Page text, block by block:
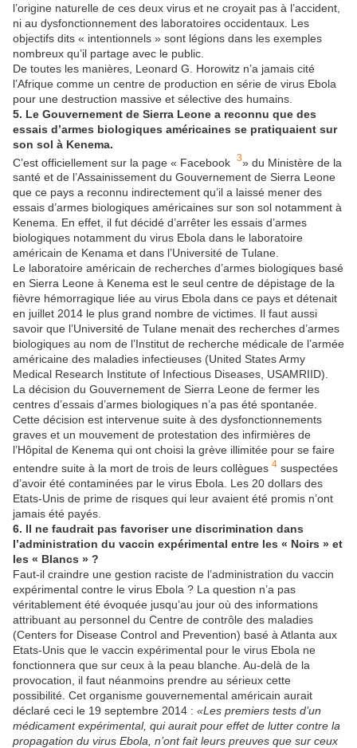
l’origine naturelle de ces deux virus et ne croyait pas à l’accident,
ni au dysfonctionnement des laboratoires occidentaux. Les
objectifs dits « intentionnels » sont légions dans les exemples
nombreux qu’il partage avec le public.
De toutes les manières, Leonard G. Horowitz n’a jamais cité
l’Afrique comme un centre de production en série de virus Ebola
pour une destruction massive et sélective des humains.
5. Le Gouvernement de Sierra Leone a reconnu que des
essais d’armes biologiques américaines se pratiquaient sur
son sol à Kenema.
C’est officiellement sur la page « Facebook
3» du Ministère de la
santé et de l’Assainissement du Gouvernement de Sierra Leone
que ce pays a reconnu indirectement qu’il a laissé mener des
essais d’armes biologiques américaines sur son sol notamment à
Kenema. En effet, il fut décidé d’arrêter les essais d’armes
biologiques notamment du virus Ebola dans le laboratoire
américain de Kenama et dans l’Université de Tulane.
Le laboratoire américain de recherches d’armes biologiques basé
en Sierra Leone à Kenema est le seul centre de dépistage de la
fièvre hémorragique liée au virus Ebola dans ce pays et détenait
en juillet 2014 le plus grand nombre de victimes. Il faut aussi
savoir que l’Université de Tulane menait des recherches d’armes
biologiques au nom de l’Institut de recherche médicale de l’armée
américaine des maladies infectieuses (United States Army
Medical Research Institute of Infectious Diseases, USAMRIID).
La décision du Gouvernement de Sierra Leone de fermer les
centres d’essais d’armes biologiques n’a pas été spontanée.
Cette décision est intervenue suite à des dysfonctionnements
graves et un mouvement de protestation des infirmières de
l’Hôpital de Kenema qui ont choisi la grève illimitée pour se faire
entendre suite à la mort de trois de leurs collègues 4 suspectées
d’avoir été contaminées par le virus Ebola. Les 20 dollars des
Etats-Unis de prime de risques qui leur avaient été promis n’ont
jamais été payés.
6. Il ne faudrait pas favoriser une discrimination dans
l’administration du vaccin expérimental entre les « Noirs » et
les « Blancs » ?
Faut-il craindre une gestion raciste de l’administration du vaccin
expérimental contre le virus Ebola ? La question n’a pas
véritablement été évoquée jusqu’au jour où des informations
attribuant au personnel du Centre de contrôle des maladies
(Centers for Disease Control and Prevention) basé à Atlanta aux
Etats-Unis que le vaccin expérimental pour le virus Ebola ne
fonctionnera que sur ceux à la peau blanche. Au-delà de la
provocation, il faut néanmoins prendre au sérieux cette
possibilité. Cet organisme gouvernemental américain aurait
déclaré ceci le 19 septembre 2014 : «Les premiers tests d’un
médicament expérimental, qui aurait pour effet de lutter contre la
propagation du virus Ebola, n’ont fait leurs preuves que sur ceux